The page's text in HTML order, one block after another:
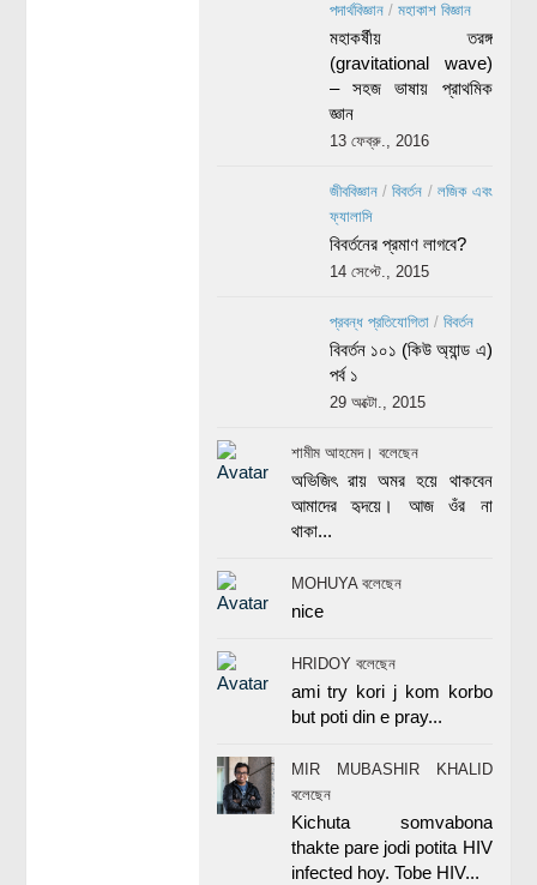
পদার্থবিজ্ঞান/ মহাকাশ বিজ্ঞান
মহাকর্ষীয় তরঙ্গ
(gravitational wave)
– সহজ ভাষায় প্রাথমিক
জ্ঞান
13 ফেব্রু., 2016
জীববিজ্ঞান/বিবর্তন /লজিক এবং
ফ্যালাসি
বিবর্তনের প্রমাণ লাগবে?
14 সেপ্টে., 2015
প্রবন্ধ প্রতিযোগিতা/ বিবর্তন
বিবর্তন ১০১ (কিউ অ্যান্ড এ)
পর্ব ১
29 অক্টো., 2015
শামীম আহমেদ। বলেছেন
অভিজিৎ রায় অমর হয়ে থাকবেন
আমাদের হৃদয়ে। আজ ওঁর না
থাকা...
MOHUYA বলেছেন
nice
HRIDOY বলেছেন
ami try kori j kom korbo
but poti din e pray...
MIR MUBASHIR KHALID
বলেছেন
Kichuta somvabona
thakte pare jodi potita HIV
infected hoy. Tobe HIV...